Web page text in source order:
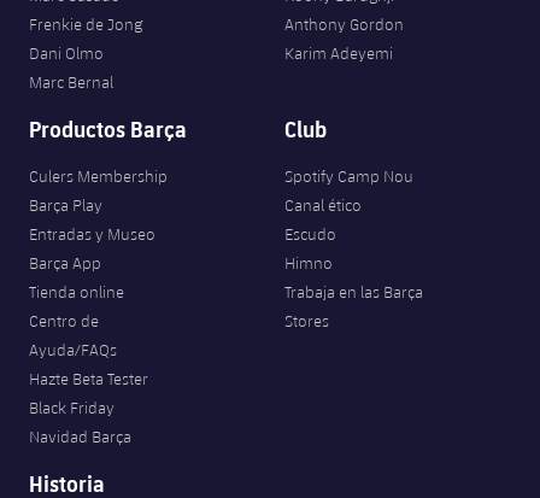
Frenkie de Jong
Dani Olmo
Marc Bernal
Anthony Gordon
Karim Adeyemi
Productos Barça
Culers Membership
Barça Play
Entradas y Museo
Barça App
Tienda online
Centro de
Ayuda/FAQs
Hazte Beta Tester
Black Friday
Navidad Barça
Club
Spotify Camp Nou
Canal ético
Escudo
Himno
Trabaja en las Barça
Stores
Historia